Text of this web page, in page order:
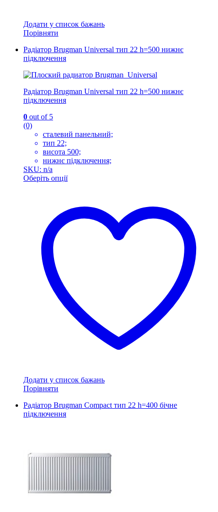
Додати у список бажань
Порівняти
Радіатор Brugman Universal тип 22 h=500 нижнє
підключення
Радіатор Brugman Universal тип 22 h=500 нижнє
підключення
0 out of 5
(0)
сталевий панельний;
тип 22;
висота 500;
нижнє підключення;
SKU: n/a
Оберіть опції
варіантів.
Параметри
можна
вибрати
сторінці
товару
Додати у список бажань
Порівняти
Радіатор Brugman Compact тип 22 h=400 бічне
підключення